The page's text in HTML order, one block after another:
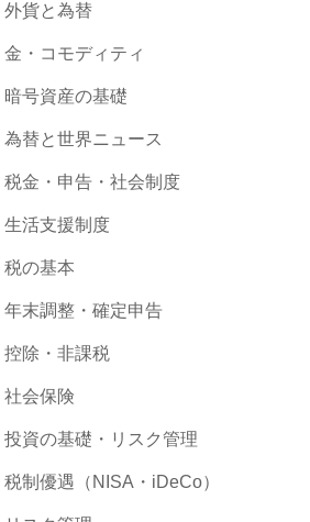
外貨と為替
金・コモディティ
暗号資産の基礎
為替と世界ニュース
税金・申告・社会制度
生活支援制度
税の基本
年末調整・確定申告
控除・非課税
社会保険
投資の基礎・リスク管理
税制優遇（NISA・iDeCo）